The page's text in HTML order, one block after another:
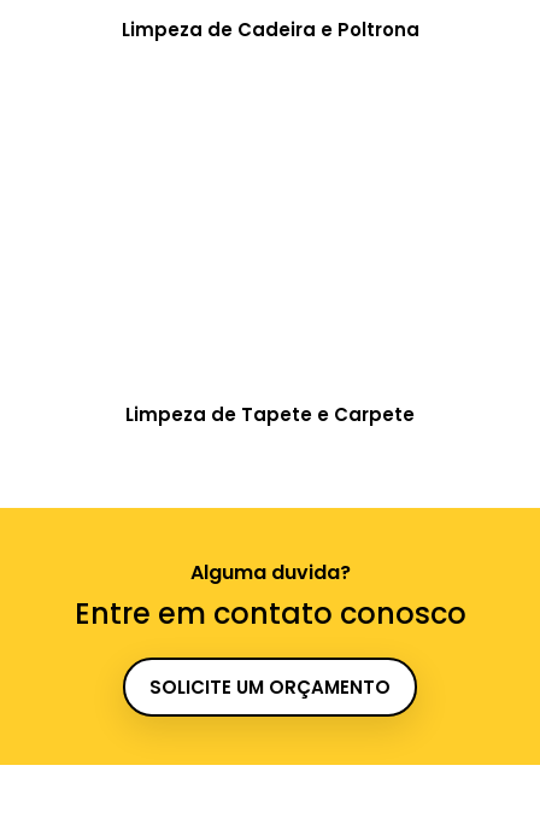
Limpeza de Cadeira e Poltrona
Limpeza de Tapete e Carpete
Alguma duvida?
Entre em contato conosco
SOLICITE UM ORÇAMENTO